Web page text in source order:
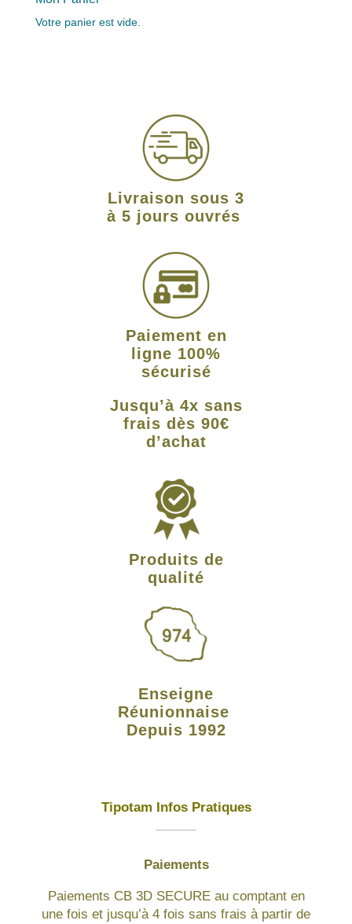
Votre panier est vide.
Livraison sous 3
à 5 jours ouvrés
Paiement en
ligne 100%
sécurisé
Jusqu’à 4x sans
frais dès 90€
d’achat
Produits de
qualité
Enseigne
Réunionnaise
Depuis 1992
Tipotam Infos Pratiques
Paiements
Paiements CB 3D SECURE au comptant en
une fois et jusqu’à 4 fois sans frais à partir de